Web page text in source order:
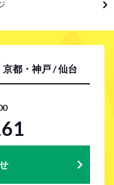
都・神戸 / 仙台